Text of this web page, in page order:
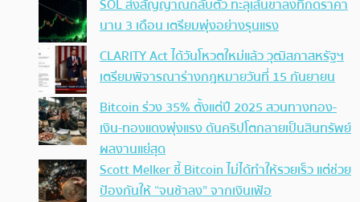
SOL ส่งสัญญาณกลับตัว ทะลุเส้นขาลงที่กดราคา
นาน 3 เดือน เตรียมพุ่งอย่างรุนแรง
CLARITY Act ได้วันโหวตใหม่แล้ว วุฒิสภาสหรัฐฯ
เตรียมพิจารณาร่างกฎหมายวันที่ 15 กันยายน
Bitcoin ร่วง 35% ตั้งแต่ปี 2025 สวนทางทอง-
เงิน-ทองแดงพุ่งแรง ดันคริปโตกลายเป็นสินทรัพย์
ผลงานแย่สุด
Scott Melker ชี้ Bitcoin ไม่ได้ทำให้รวยเร็ว แต่ช่วย
ป้องกันให้ “จนช้าลง” จากเงินเฟ้อ